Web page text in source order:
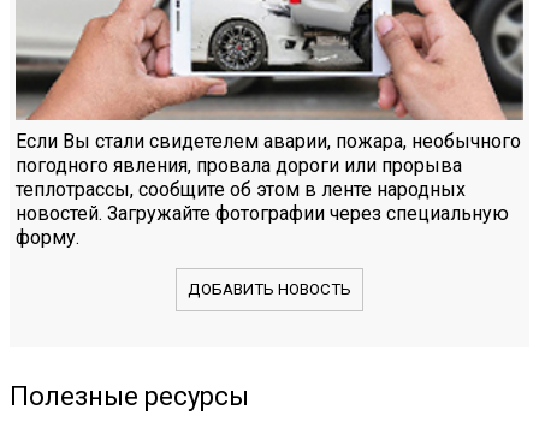
Если Вы стали свидетелем аварии, пожара, необычного
погодного явления, провала дороги или прорыва
теплотрассы, сообщите об этом в ленте народных
новостей. Загружайте фотографии через специальную
форму.
ДОБАВИТЬ НОВОСТЬ
Полезные ресурсы